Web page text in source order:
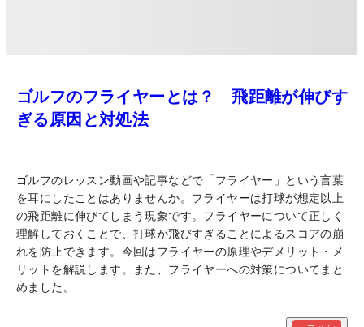
ゴルフのフライヤーとは？ 飛距離が伸びす
ぎる原因と対処法
ゴルフのレッスン動画や記事などで「フライヤー」という言葉
を耳にしたことはありませんか。フライヤーは打球が想定以上
の飛距離に伸びてしまう現象です。フライヤーについて正しく
理解しておくことで、打球が飛びすぎることによるスコアの崩
れを防止できます。今回はフライヤーの原理やデメリット・メ
リットを解説します。また、フライヤーへの対策についてまと
めました。